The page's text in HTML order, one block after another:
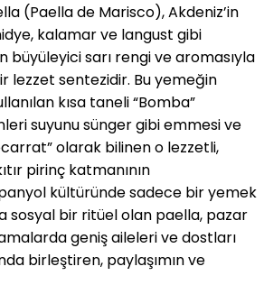
(Paella de Marisco), Akdeniz’in
kalamar ve langust gibi
büyüleyici sarı rengi ve aromasıyla
lezzet sentezidir. Bu yemeğin
kısa taneli “Bomba”
suyunu sünger gibi emmesi ve
olarak bilinen o lezzetli,
pirinç katmanının
kültüründe sadece bir yemek
sosyal bir ritüel olan paella, pazar
geniş aileleri ve dostları
birleştiren, paylaşımın ve